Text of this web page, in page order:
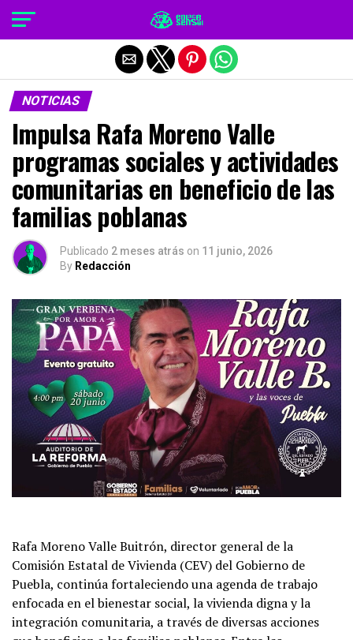
NOTICIAS
Impulsa Rafa Moreno Valle
programas sociales y actividades
comunitarias en beneficio de las
familias poblanas
Publicado 2 meses atrás on 11 junio, 2026
By Redacción
Rafa Moreno Valle Buitrón, director general de la
Comisión Estatal de Vivienda (CEV) del Gobierno de
Puebla, continúa fortaleciendo una agenda de trabajo
enfocada en el bienestar social, la vivienda digna y la
integración comunitaria, a través de diversas acciones
Salir de la versión móvil